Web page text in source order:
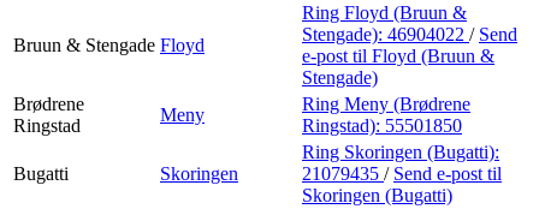
Bruun & Stengade Floyd
Ring Floyd (Bruun &
Stengade): 46904022 / Send
e-post til Floyd (Bruun &
Stengade)
Brødrene
Ringstad
Meny
Ring Meny (Brødrene
Ringstad): 55501850
Bugatti Skoringen
Ring Skoringen (Bugatti):
21079435 / Send e-post til
Skoringen (Bugatti)